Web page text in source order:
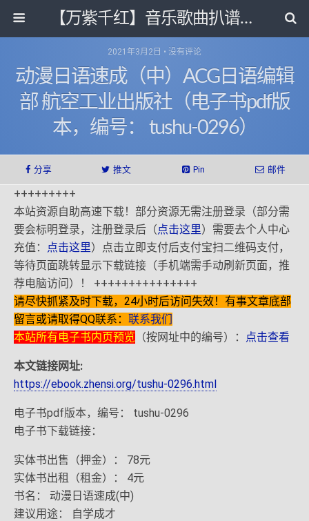
【万紫千红】音乐歌曲扒谱打带和电子书影视剧资源网
2021年3月2日 • 没有评论
动漫日语速成（中）ACG日语编辑
部 航空工业出版社（电子书pdf版
本，编号： tushu-0296）
分享 推文 Pin 邮件
+++++++++
本站资源自助高速下载！部分资源无需注册登录（部分需
要会标明登录，注册登录后（点击这里）需要去个人中心
充值：
点击这里）点击立即支付后支付宝扫二维码支付，
等待页面跳转显示下载链接（手机端需手动刷新页面，推
荐电脑访问）！ +++++++++++++++
请尽快抓紧及时下载，24小时后访问失效！有事文章底部
留言或请取得QQ联系： 联系我们
本站所有电子书内页预览 （按网址中的编号）： 点击查看
本文链接网址:
https://ebook.zhensi.org/tushu-0296.html
电子书pdf版本，编号： tushu-0296
电子书下载链接：
实体书出售（押金）： 78元
实体书出租（租金）： 4元
书名： 动漫日语速成(中)
建议用途： 自学成才